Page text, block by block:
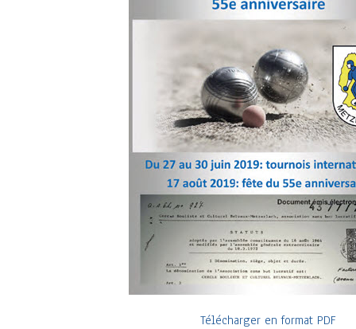
Télécharger en format PDF